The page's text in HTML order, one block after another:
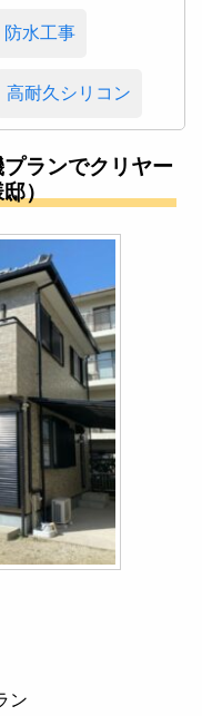
防水工事
高耐久シリコン
プランでクリヤー
）
ン